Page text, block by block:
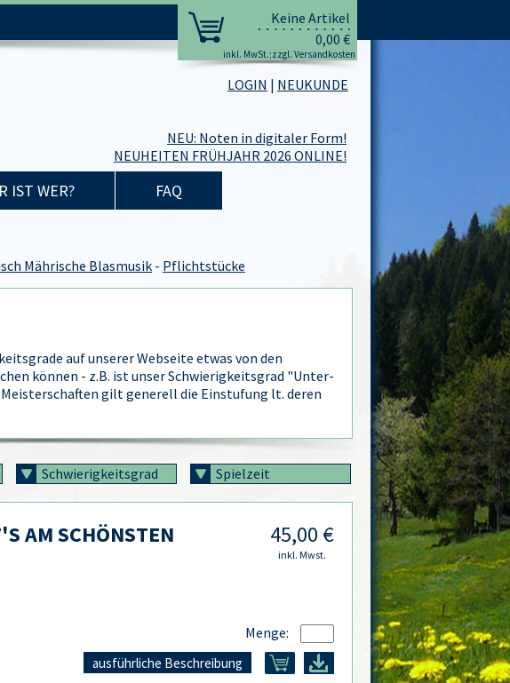
Keine Artikel
0,00 €
inkl. MwSt.;zzgl. Versandkosten
LOGIN | NEUKUNDE
NEU: Noten in digitaler Form!
NEUHEITEN FRÜHJAHR 2026 ONLINE!
IST WER?
FAQ
Mährische Blasmusik - Pflichtstücke
auf unserer Webseite etwas von den
können - z.B. ist unser Schwierigkeitsgrad "Unter-
gilt generell die Einstufung lt. deren
Schwierigkeitsgrad Spielzeit
AM SCHÖNSTEN 45,00 €
inkl. Mwst.
Menge:
ausführliche Beschreibung